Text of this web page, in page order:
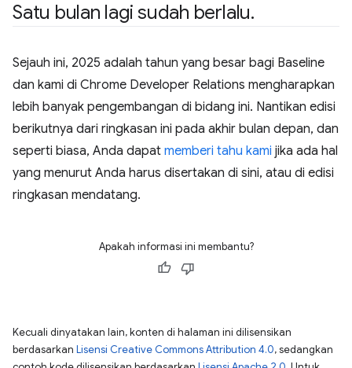
Satu bulan lagi sudah berlalu.
Sejauh ini, 2025 adalah tahun yang besar bagi Baseline
dan kami di Chrome Developer Relations mengharapkan
lebih banyak pengembangan di bidang ini. Nantikan edisi
berikutnya dari ringkasan ini pada akhir bulan depan, dan
seperti biasa, Anda dapat memberi tahu kami jika ada hal
yang menurut Anda harus disertakan di sini, atau di edisi
ringkasan mendatang.
Apakah informasi ini membantu?
Kecuali dinyatakan lain, konten di halaman ini dilisensikan
berdasarkan Lisensi Creative Commons Attribution 4.0, sedangkan